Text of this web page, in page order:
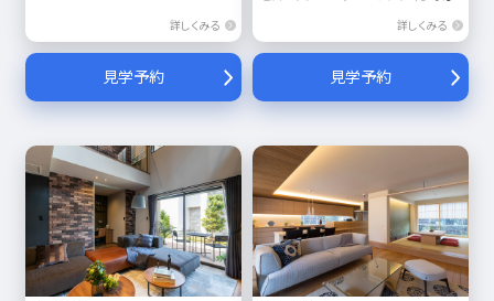
詳しくみる
見学予約
詳しくみる
見学予約